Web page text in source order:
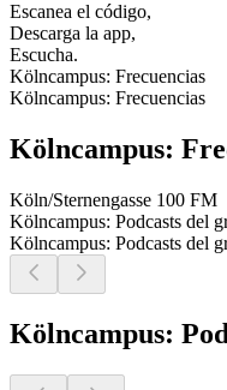
Escanea el código,
Descarga la app,
Escucha.
Kölncampus: Frecuencias
Kölncampus: Frecuencias
Kölncampus:
Köln/Sternengasse 100 FM
Kölncampus: Podcasts del
Kölncampus: Podcasts del
Kölncampus: